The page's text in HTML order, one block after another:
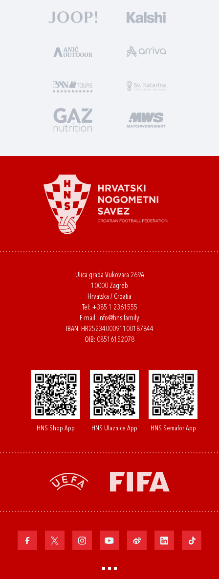
Ulica grada Vukovara 269A
10000 Zagreb
Hrvatska / Croatia
Tel: +385 1 2361555
E-mail: info@hns.family
IBAN: HR2523400091100187844
OIB: 08516152078
HNS Shop App HNS Ulaznice App HNS Semafor App